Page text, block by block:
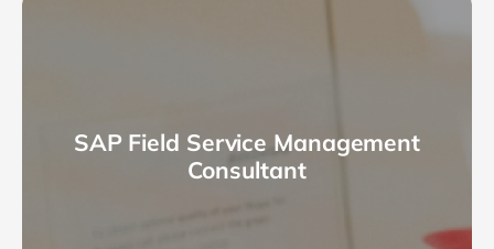
SAP Field Service Management
Consultant